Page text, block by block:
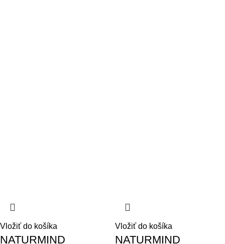
Vložiť do košíka
NATURMIND
Vložiť do košíka
NATURMIND